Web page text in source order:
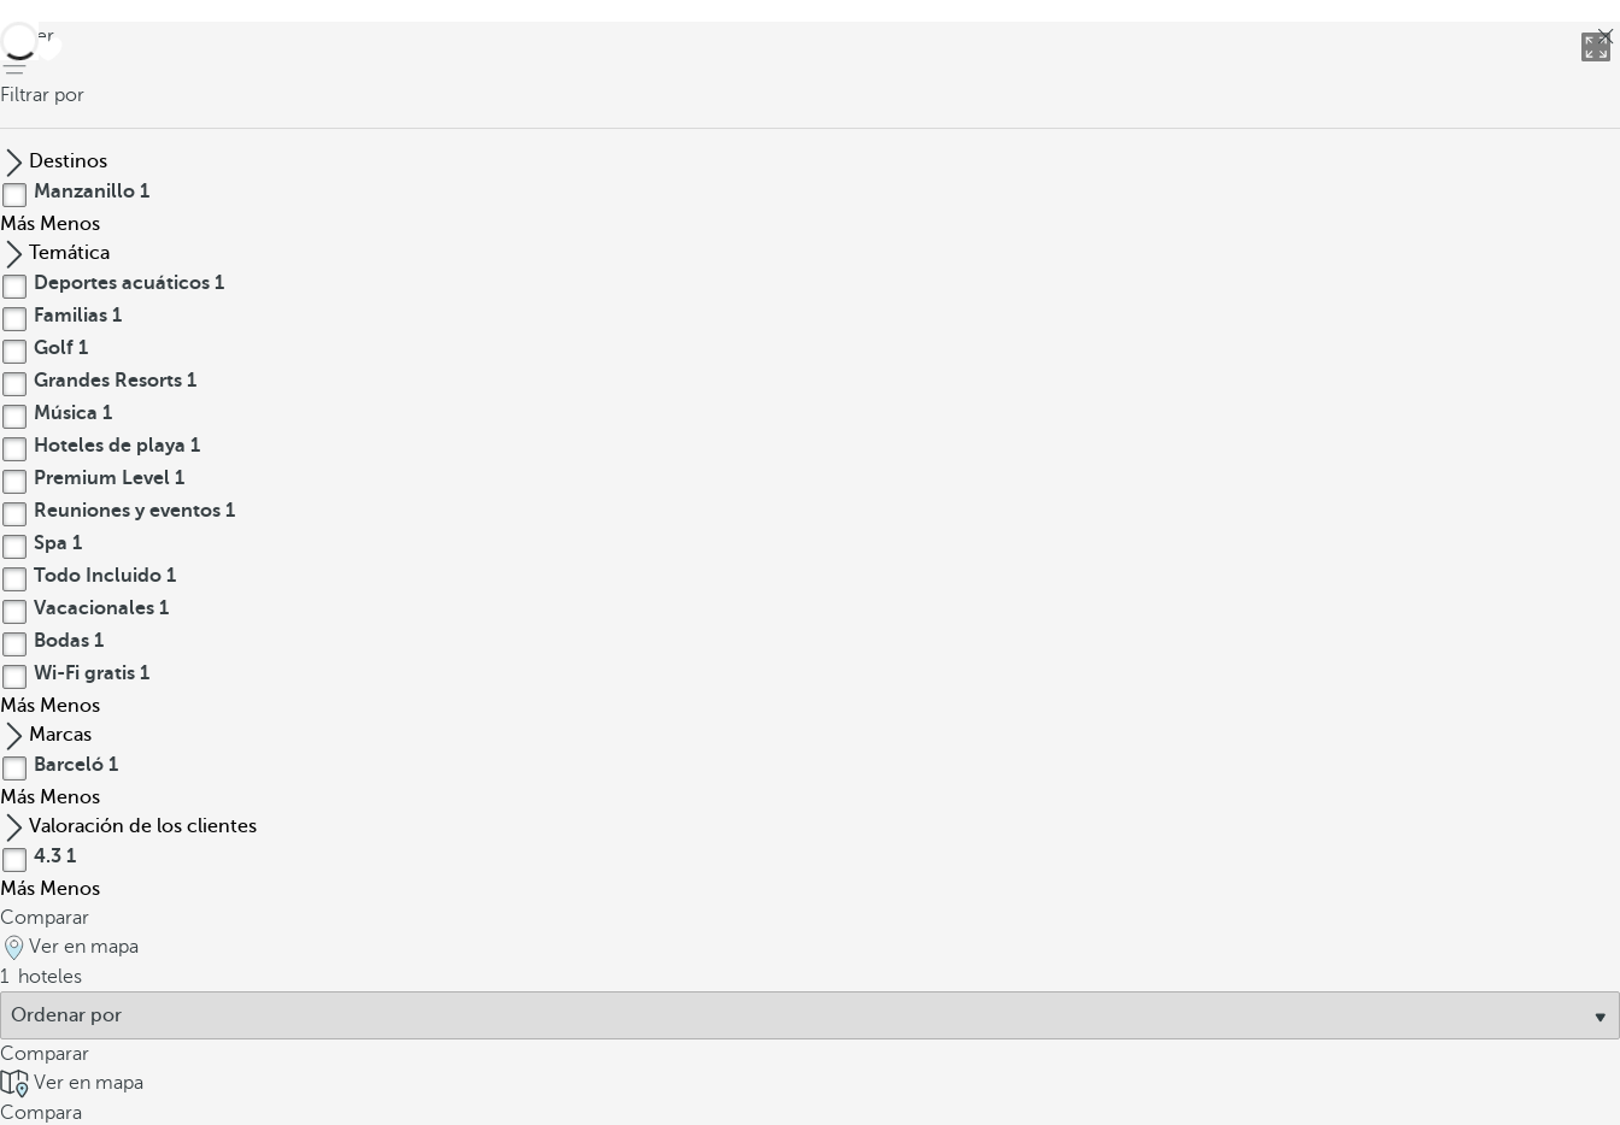
volver
Filtrar por
Destinos
Manzanillo 1
Más Menos
Temática
Deportes acuáticos 1
Familias 1
Golf 1
Grandes Resorts 1
Música 1
Hoteles de playa 1
Premium Level 1
Reuniones y eventos 1
Spa 1
Todo Incluido 1
Vacacionales 1
Bodas 1
Wi-Fi gratis 1
Más Menos
Marcas
Barceló 1
Más Menos
Valoración de los clientes
4.3 1
Más Menos
Comparar
Ver en mapa
1 hoteles
Comparar
Ver en mapa
Compara